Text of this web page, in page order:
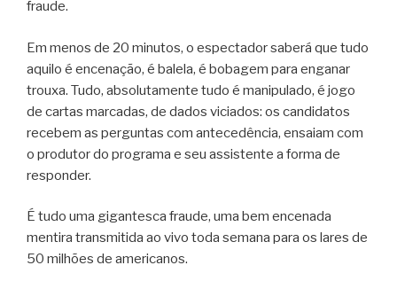
fraude.
Em menos de 20 minutos, o espectador saberá que tudo
aquilo é encenação, é balela, é bobagem para enganar
trouxa. Tudo, absolutamente tudo é manipulado, é jogo
de cartas marcadas, de dados viciados: os candidatos
recebem as perguntas com antecedência, ensaiam com
o produtor do programa e seu assistente a forma de
responder.
É tudo uma gigantesca fraude, uma bem encenada
mentira transmitida ao vivo toda semana para os lares de
50 milhões de americanos.